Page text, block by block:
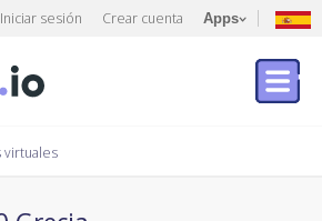
Iniciar sesión Crear cuenta Apps
virtuales